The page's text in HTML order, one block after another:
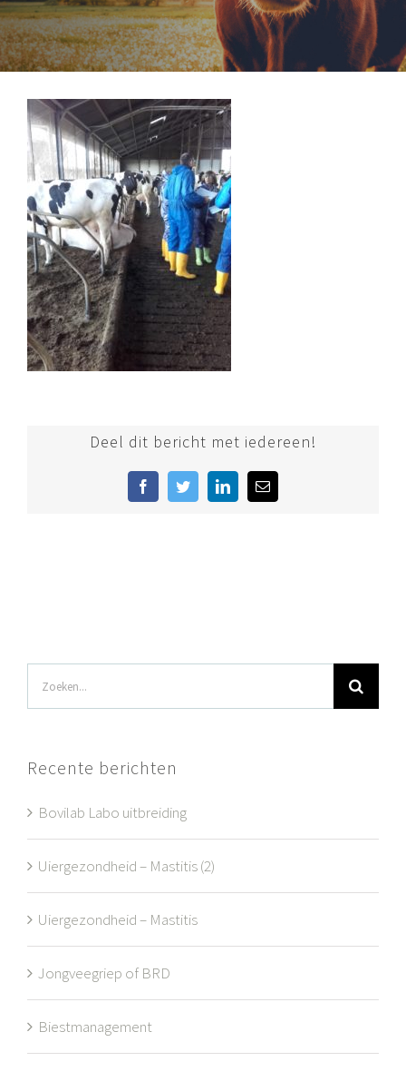
Deel dit bericht met iedereen!
FacebookTwitterLinkedIn
E-
mail
Zoeken
naar:
Recente berichten
Bovilab Labo uitbreiding
Uiergezondheid – Mastitis (2)
Uiergezondheid – Mastitis
Jongveegriep of BRD
Biestmanagement